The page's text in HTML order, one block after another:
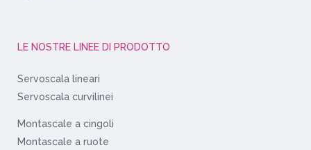
LE NOSTRE LINEE DI PRODOTTO
Servoscala lineari
Servoscala curvilinei
Montascale a cingoli
Montascale a ruote